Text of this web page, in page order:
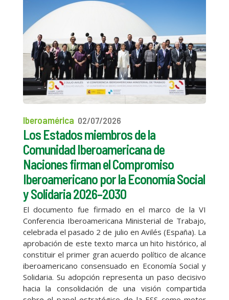
Iberoamérica 02/07/2026
Los Estados miembros de la
Comunidad Iberoamericana de
Naciones firman el Compromiso
Iberoamericano por la Economía Social
y Solidaria 2026–2030
El documento fue firmado en el marco de la VI
Conferencia Iberoamericana Ministerial de Trabajo,
celebrada el pasado 2 de julio en Avilés (España). La
aprobación de este texto marca un hito histórico, al
constituir el primer gran acuerdo político de alcance
iberoamericano consensuado en Economía Social y
Solidaria. Su adopción representa un paso decisivo
hacia la consolidación de una visión compartida